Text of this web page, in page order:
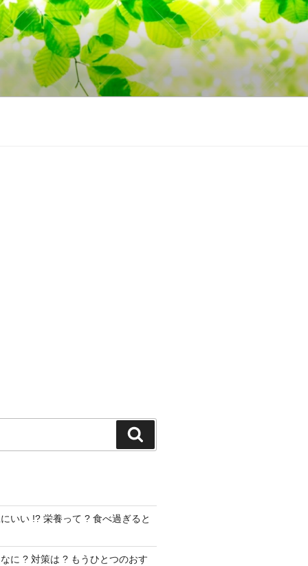
索
いい !? 栄養って ? 食べ過ぎると
に ? 対策は ? もうひとつのおす